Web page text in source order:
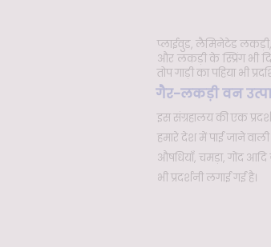
प्लाईवुड, लैमिनेटेड लकड़ी,
और लकड़ी के स्प्रिंग भी
तोप गाड़ी का पहिया भी
गैर-लकड़ी वन
इस संग्रहालय की एक
हमारे देश में पाई जाने
औषधियाँ, चमड़ा, गोंद
भी प्रदर्शनी लगाई गई है।